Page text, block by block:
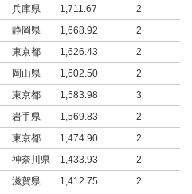
兵庫県 1,711.67
2
静岡県 1,668.92
2
東京都 1,626.43
2
岡山県 1,602.50
2
東京都 1,583.98
3
岩手県 1,569.83
2
東京都 1,474.90
2
神奈川県 1,433.93
2
滋賀県 1,412.75
2